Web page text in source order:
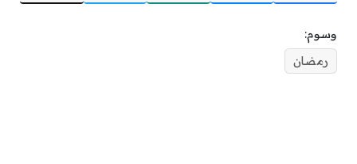
وسوم:
رمضان